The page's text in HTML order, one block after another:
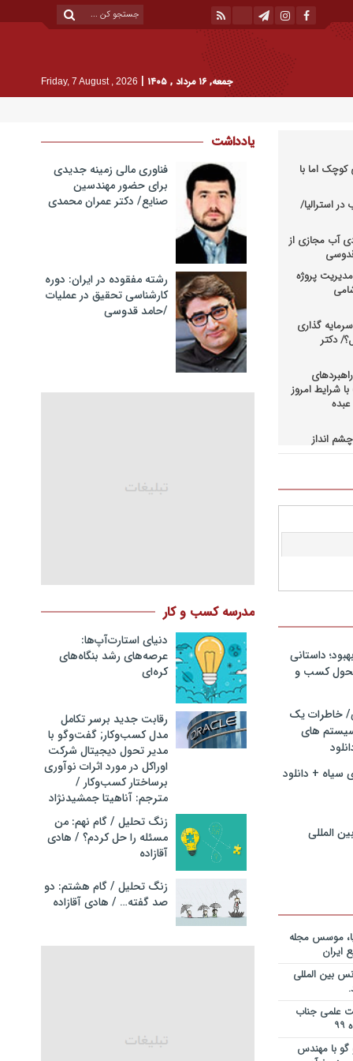
جمعه, ۱۶ مرداد , ۱۴۰۵ |
Friday, 7 August , 2026
اما با
استرالیا/
آب مجازی از
پروژه
گذاری
دکتر
شرایط امروز
انداز
فایل
فرایند
فایل
فایل
قراردادها
نوبل
قراردادها
نوبل
فایل
قراردادها
نوبل
در
کارخانه
در خصوص
از کجا
فایل
و دکتر
– برنامه
داستانی
تحول کسب و
خاطرات یک
های
سیاه + دانلود
المللی
موسس مجله
ایران
بین المللی
علمی جناب
با مهندس
یادداشت
فناوری مالی زمینه جدیدی
برای حضور مهندسین
صنایع/ دکتر عمران محمدی
رشته مفقوده در ایران: دوره
کارشناسی تحقیق در عملیات
/حامد قدوسی
مدرسه کسب و کار
دنیای استارت‌آپ‌ها:
عرصه‌های رشد بنگاه‌های
کره‌ای‌
رقابت جدید برسر تکامل
مدل کسب‌و‌کار; گفت‌وگو با
مدیر تحول دیجیتال شرکت
اوراکل در مورد اثرات نوآوری
برساختار کسب‌وکار /
مترجم: آناهیتا جمشیدنژاد
زنگ تحلیل / گام نهم: من
مسئله را حل کردم؟ / هادی
آقازاده
زنگ تحلیل / گام هشتم: دو
صد گفته… / هادی آقازاده